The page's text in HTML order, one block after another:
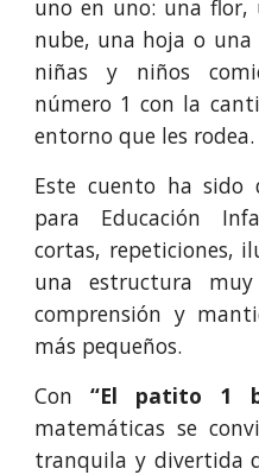
uno en uno: una
nube, una hoja o una
niñas y niños
número 1 con la
entorno que les rodea.
Este cuento ha sido
para Educación
cortas, repeticiones,
una estructura
comprensión y
más pequeños.
Con“El patito 1
matemáticas se
tranquila y divertida